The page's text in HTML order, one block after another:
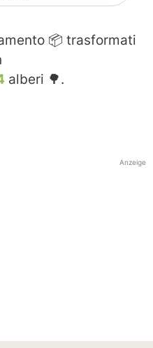
📦 trasformati
alberi 🌳.
Anzeige